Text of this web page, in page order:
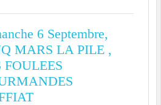
6 Septembre,
MARS LA PILE ,
FOULEES